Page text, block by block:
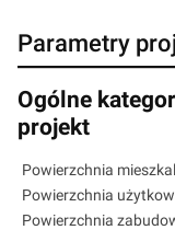
Parametry
Ogólne
projekt
Powierzchnia
Powierzchnia
Powierzchnia